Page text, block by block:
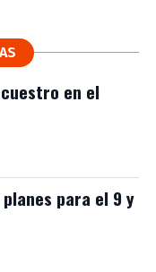
en el
para el 9 y